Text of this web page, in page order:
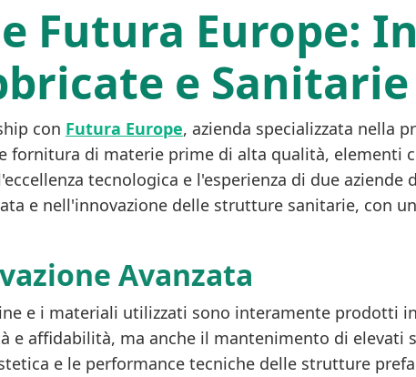
Futura Europe:
e Sanitarie
con Futura Europe, azienda specializzata nella
di materie prime di alta qualità, elementi
tecnologica e l'esperienza di due
e nell'innovazione delle strutture sanitarie, con
Avanzata
e i materiali utilizzati sono interamente prodotti
e affidabilità, ma anche il mantenimento di elevati
e le performance tecniche delle strutture